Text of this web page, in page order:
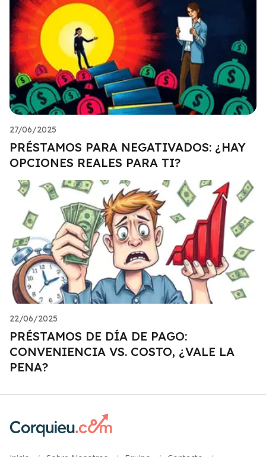
27/06/2025
PRÉSTAMOS PARA NEGATIVADOS: ¿HAY
OPCIONES REALES PARA TI?
22/06/2025
PRÉSTAMOS DE DÍA DE PAGO:
CONVENIENCIA VS. COSTO, ¿VALE LA
PENA?